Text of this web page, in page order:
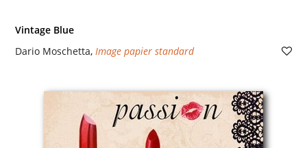
Vintage Blue
Dario Moschetta, Image papier standard